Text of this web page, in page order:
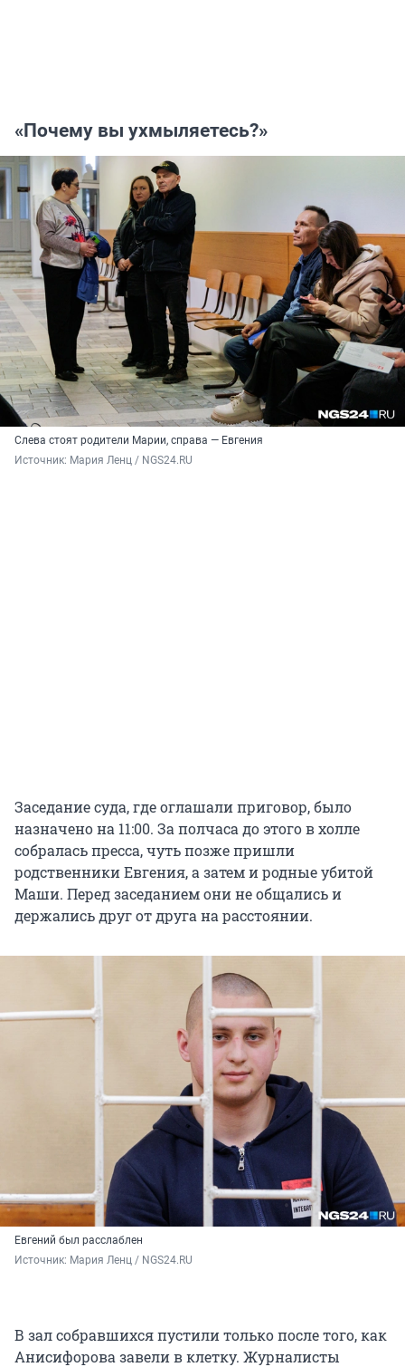
«Почему вы ухмыляетесь?»
Слева стоят родители Марии, справа — Евгения
Источник: Мария Ленц / NGS24.RU
Заседание суда, где оглашали приговор, было
назначено на 11:00. За полчаса до этого в холле
собралась пресса, чуть позже пришли
родственники Евгения, а затем и родные убитой
Маши. Перед заседанием они не общались и
держались друг от друга на расстоянии.
Евгений был расслаблен
Источник: Мария Ленц / NGS24.RU
В зал собравшихся пустили только после того, как
Анисифорова завели в клетку. Журналисты